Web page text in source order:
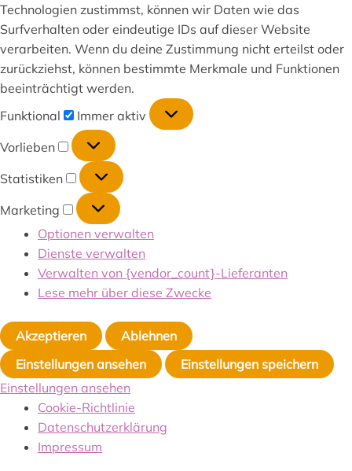
Technologien zustimmst, können wir Daten wie das
Surfverhalten oder eindeutige IDs auf dieser Website
verarbeiten. Wenn du deine Zustimmung nicht erteilst oder
zurückziehst, können bestimmte Merkmale und Funktionen
beeinträchtigt werden.
Funktional
Immer aktiv
Vorlieben
Statistiken
Marketing
Optionen verwalten
Dienste verwalten
Verwalten von {vendor_count}-Lieferanten
Lese mehr über diese Zwecke
Akzeptieren
Ablehnen
Einstellungen ansehen
Einstellungen speichern
Einstellungen ansehen
Cookie-Richtlinie
Datenschutzerklärung
Impressum